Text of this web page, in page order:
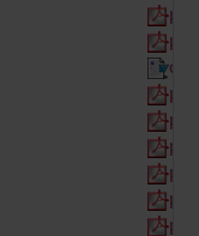
pdf
pdf
pdf
pdf
pdf
pdf
pdf
pdf